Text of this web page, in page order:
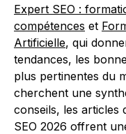
Expert SEO :
compétences et
Artificielle, qui
tendances, les
plus pertinentes du
cherchent une
conseils, les articles
SEO 2026 offrent